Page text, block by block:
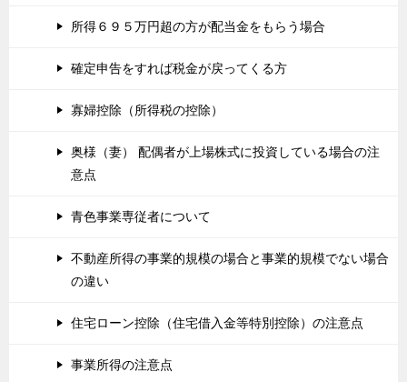
所得６９５万円超の方が配当金をもらう場合
確定申告をすれば税金が戻ってくる方
寡婦控除（所得税の控除）
奥様（妻） 配偶者が上場株式に投資している場合の注
意点
青色事業専従者について
不動産所得の事業的規模の場合と事業的規模でない場合
の違い
住宅ローン控除（住宅借入金等特別控除）の注意点
事業所得の注意点